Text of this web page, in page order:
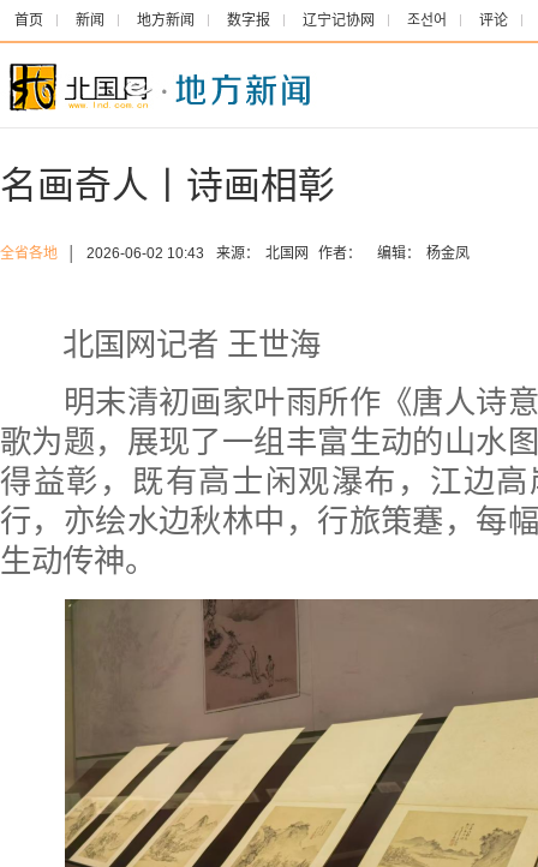
首页 新闻 地方新闻 数字报 辽宁记协网 조선어 评论
名画奇人丨诗画相彰
全省各地 2026-06-02 10:43 来源： 北国网 作者： 编辑： 杨金凤
北国网记者 王世海
明末清初画家叶雨所作《唐人诗意
歌为题，展现了一组丰富生动的山水
得益彰，既有高士闲观瀑布，江边
行，亦绘水边秋林中，行旅策蹇，每
生动传神。